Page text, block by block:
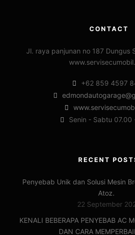
CONTACT
Jl. raya panjunan no 187 Dungus
+62 859 4597
Senin - Sabtu 07.00
RECENT
Penyebab Unik dan Solusi Mesin
Atoz.
22 September
KENALI BEBERAPA PENYEBAB AC
DAN CARA